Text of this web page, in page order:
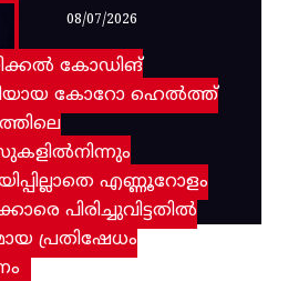
കോഡിങ്
കോറോ ഹെൽത്ത്
എണ്ണൂറോളം
പിരിച്ചുവിട്ടതിൽ‌
പ്രതിഷേധം
08/07/2026